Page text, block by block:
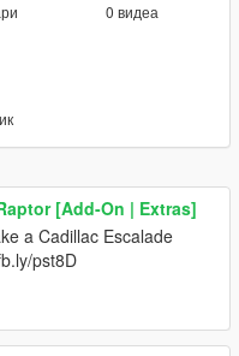
0 видеа
[Add-On | Extras]
a Cadillac Escalade
pst8D